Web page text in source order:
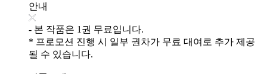
안내
- 본 작품은 1권 무료입니다.
* 프로모션 진행 시 일부 권차가 무료 대여로 추가 제공
될 수 있습니다.